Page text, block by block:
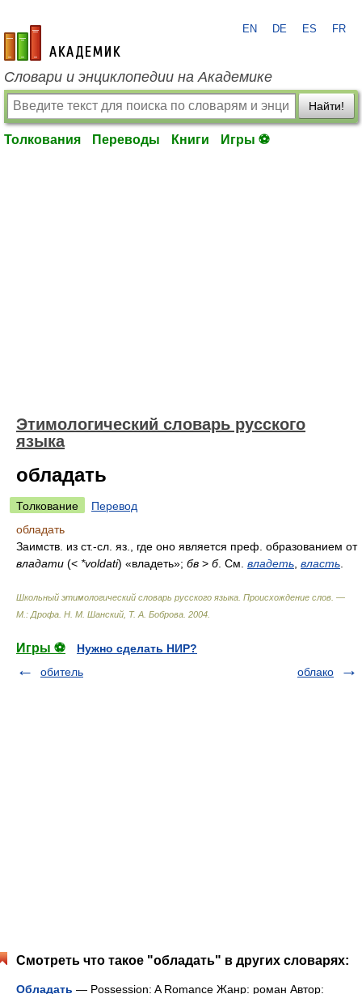
academic.ru
EN DE ES FR
Словари и энциклопедии на Академике
Найти!
Толкования Переводы Книги Игры ⚽
Этимологический словарь русского
языка
обладать
Толкование
Перевод
обладать
Заимств. из ст.-сл. яз., где оно является преф. образованием от
владати (< *voldati) «владеть»; бв > б. См. владеть власть
Школьный этимологический словарь русского языка. Происхождение слов. —
М.: Дрофа Н. М. Шанский, Т. А. Боброва 2004
Игры ⚽
Нужно сделать НИР?
обитель
облако
Смотреть что такое "обладать" в других словарях:
Обладать — Possession: A Romance Жанр: роман Автор: